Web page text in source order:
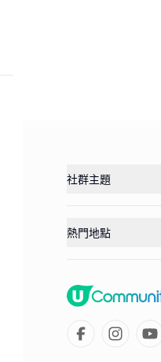
社群主題
熱門地點